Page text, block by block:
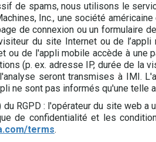
de spams, nous utilisons le
Inc., une société
de connexion ou un formulaire
du site Internet ou de
ou de l'appli mobile accède à
(p. ex. adresse IP, durée de
seront transmises à IMI.
ne sont pas informés qu'une telle
RGPD : l'opérateur du site web
de confidentialité et les
terms.